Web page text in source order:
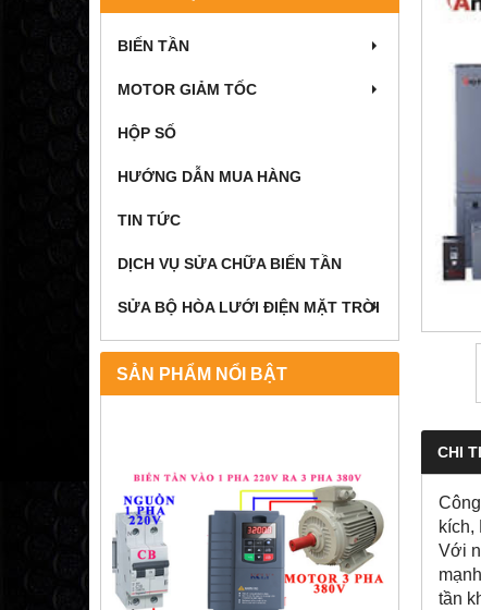
BIẾN TẦN
MOTOR GIẢM TỐC
HỘP SỐ
HƯỚNG DẪN MUA HÀNG
TIN TỨC
DỊCH VỤ SỬA CHỮA BIẾN TẦN
SỬA BỘ HÒA LƯỚI ĐIỆN MẶT TRỜI
SẢN PHẨM NỔI BẬT
CHI
kích,
Với
tần